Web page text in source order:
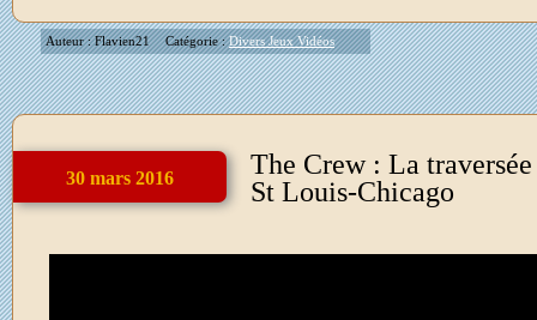
Auteur : Flavien21 Catégorie :Divers Jeux Vidéos
30 mars 2016
The Crew : La
St Louis-Chicago